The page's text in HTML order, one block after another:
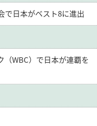
で日本がベスト8に進出
（WBC）で日本が連覇を